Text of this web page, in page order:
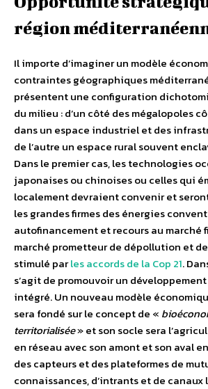
région
Il importe d’imaginer un modèle
contraintes géographiques
présentent une configuration
du milieu : d’un côté des mégalopoles
dans un espace industriel et des
de l’autre un espace rural souvent
Dans le premier cas, les technologies
japonaises ou chinoises ou celles qui
localement devraient convenir et
les grandes firmes des énergies
autofinancement et recours au marché
marché prometteur de dépollution et
stimulé parles accords de la Cop 21.
s’agit de promouvoir un
intégré. Un nouveau modèle
sera fondé sur le concept de «
territorialisée» et son socle sera
en réseau avec son amont et son aval
des capteurs et des plateformes de
connaissances, d’intrants et de